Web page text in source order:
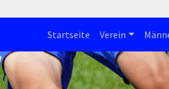
Startseite Verein